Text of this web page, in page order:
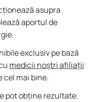
asupra
aportul de
exclusiv pe bază
medicii noștri afiliații
cel mai bine.
pot obține rezultate.